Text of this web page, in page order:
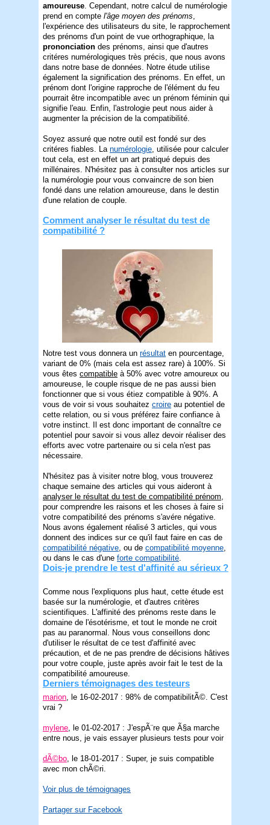
amoureuse . Cependant, notre calcul de numérologie
prend en compte l'âge moyen des prénoms
l'expérience des utilisateurs du site, le rapprochement
des prénoms d'un point de vue orthographique, la
prononciation des prénoms, ainsi que d'autres
critéres numérologiques très précis, que nous avons
dans notre base de données. Notre étude utilise
également la signification des prénoms. En effet, un
prénom dont l'origine rapproche de l'élément du feu
pourrait être incompatible avec un prénom féminin qui
signifie l'eau. Enfin, l'astrologie peut nous aider à
augmenter la précision de la compatibilité.
Soyez assuré que notre outil est fondé sur des
critéres fiables. La numérologie , utilisée pour calculer
tout cela, est en effet un art pratiqué depuis des
millénaires. N'hésitez pas à consulter nos articles sur
la numérologie pour vous convaincre de son bien
fondé dans une relation amoureuse, dans le destin
d'une relation de couple.
Comment analyser le résultat du test de
compatibilité ?
Notre test vous donnera un résultat en pourcentage,
variant de 0% (mais cela est assez rare) à 100%. Si
vous êtes compatible à 50% avec votre amoureux ou
amoureuse, le couple risque de ne pas aussi bien
fonctionner que si vous étiez compatible à 90%. A
vous de voir si vous souhaitez croire au potentiel de
cette relation, ou si vous préférez faire confiance à
votre instinct. Il est donc important de connaître ce
potentiel pour savoir si vous allez devoir réaliser des
efforts avec votre partenaire ou si cela n'est pas
nécessaire.
N'hésitez pas à visiter notre blog, vous trouverez
chaque semaine des articles qui vous aideront à
analyser le résultat du test de compatibilité prénom,
pour comprendre les raisons et les choses à faire si
votre compatibilité des prénoms s'avére négative.
Nous avons également réalisé 3 articles, qui vous
donnent des indices sur ce qu'il faut faire en cas de
compatibilité négative, ou de compatibilité moyenne,
ou dans le cas d'une forte compatibilité.
Dois-je prendre le test d'affinité au sérieux ?
Comme nous l'expliquons plus haut, cette étude est
basée sur la numérologie, et d'autres critères
scientifiques. L'affinité des prénoms reste dans le
domaine de l'ésotérisme, et tout le monde ne croit
pas au paranormal. Nous vous conseillons donc
d'utiliser le résultat de ce test d'affinité avec
précaution, et de ne pas prendre de décisions hâtives
pour votre couple, juste après avoir fait le test de la
compatibilité amoureuse.
Derniers témoignages des testeurs
marion, le 16-02-2017 : 98% de compatibilitÃ©. C'est
vrai ?
mylene, le 01-02-2017 : J'espÃ¨re que Ã§a marche
entre nous, je vais essayer plusieurs tests pour voir
dÃ©bo, le 18-01-2017 : Super, je suis compatible
avec mon chÃ©ri.
Voir plus de témoignages
Partager sur Facebook